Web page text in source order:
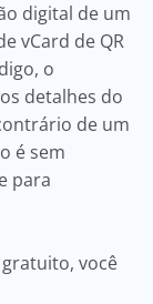
digital de um
vCard de QR
o
detalhes do
de um
é sem
para
você